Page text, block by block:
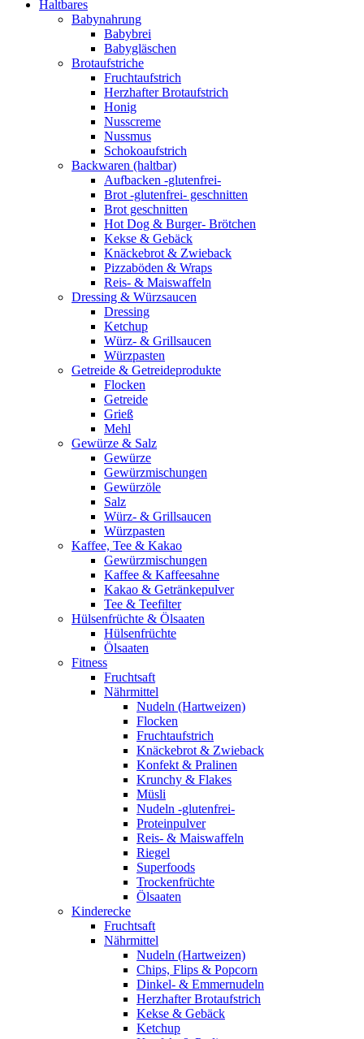
Haltbares
Babynahrung
Babybrei
Babygläschen
Brotaufstriche
Fruchtaufstrich
Herzhafter Brotaufstrich
Honig
Nusscreme
Nussmus
Schokoaufstrich
Backwaren (haltbar)
Aufbacken -glutenfrei-
Brot -glutenfrei- geschnitten
Brot geschnitten
Hot Dog & Burger- Brötchen
Kekse & Gebäck
Knäckebrot & Zwieback
Pizzaböden & Wraps
Reis- & Maiswaffeln
Dressing & Würzsaucen
Dressing
Ketchup
Würz- & Grillsaucen
Würzpasten
Getreide & Getreideprodukte
Flocken
Getreide
Grieß
Mehl
Gewürze & Salz
Gewürze
Gewürzmischungen
Gewürzöle
Salz
Würz- & Grillsaucen
Würzpasten
Kaffee, Tee & Kakao
Gewürzmischungen
Kaffee & Kaffeesahne
Kakao & Getränkepulver
Tee & Teefilter
Hülsenfrüchte & Ölsaaten
Hülsenfrüchte
Ölsaaten
Fitness
Fruchtsaft
Nährmittel
Nudeln (Hartweizen)
Flocken
Fruchtaufstrich
Knäckebrot & Zwieback
Konfekt & Pralinen
Krunchy & Flakes
Müsli
Nudeln -glutenfrei-
Proteinpulver
Reis- & Maiswaffeln
Riegel
Superfoods
Trockenfrüchte
Ölsaaten
Kinderecke
Fruchtsaft
Nährmittel
Nudeln (Hartweizen)
Chips, Flips & Popcorn
Dinkel- & Emmernudeln
Herzhafter Brotaufstrich
Kekse & Gebäck
Ketchup